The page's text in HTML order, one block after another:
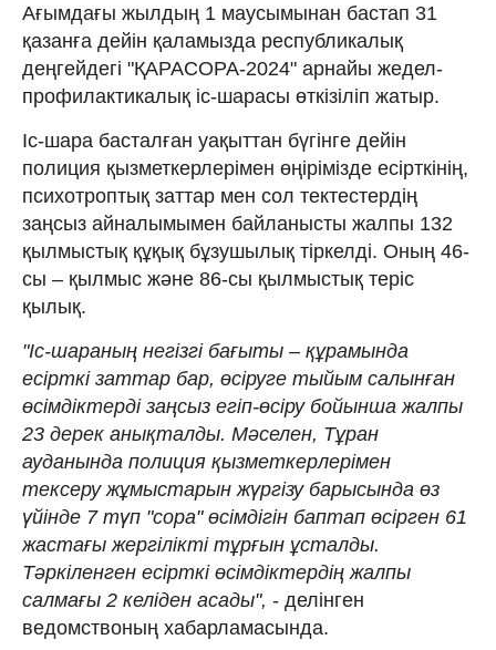
Ағымдағы жылдың 1 маусымынан бастап 31
қазанға дейін қаламызда республикалық
деңгейдегі "ҚАРАСОРА-2024" арнайы жедел-
профилактикалық іс-шарасы өткізіліп жатыр.
​Іс-шара басталған уақыттан бүгінге дейін
полиция қызметкерлерімен өңірімізде есірткінің,
психотроптық заттар мен сол тектестердің
заңсыз айналымымен байланысты жалпы 132
қылмыстық құқық бұзушылық тіркелді. Оның 46-
сы – қылмыс және 86-сы қылмыстық теріс
қылық.
"Іс-шараның негізгі бағыты – құрамында
есiрткi заттар бар, өсiруге тыйым салынған
өсiмдiктердi заңсыз егіп-өсіру бойынша жалпы
23 дерек анықталды. Мәселен, Тұран
ауданында полиция қызметкерлерімен
тексеру жұмыстарын жүргізу барысында өз
үйінде 7 түп "сора" өсімдігін баптап өсірген 61
жастағы жергілікті тұрғын ұсталды.
Тәркіленген есірткі өсімдіктердің жалпы
салмағы 2 келіден асады", - делінген
ведомствоның хабарламасында.